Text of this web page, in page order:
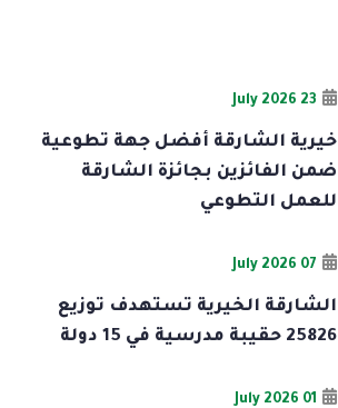
23 July 2026
خيرية الشارقة أفضل جهة تطوعية
ضمن الفائزين بجائزة الشارقة
للعمل التطوعي
07 July 2026
الشارقة الخيرية تستهدف توزيع
25826 حقيبة مدرسية في 15 دولة
01 July 2026